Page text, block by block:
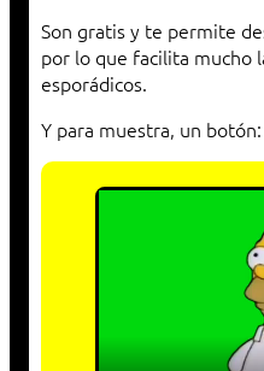
Son gratis y te permite
por lo que facilita mucho
esporádicos.
Y para muestra, un botón: